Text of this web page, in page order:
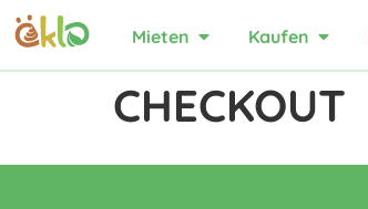
Mieten Kaufen
CHECKOUT